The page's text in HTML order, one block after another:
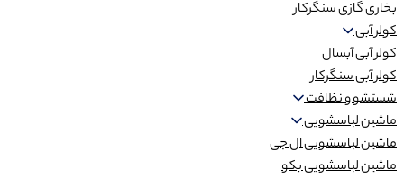
بخاری گازی سنگرکار
کولر آبی
کولر آبی آبسال
کولر آبی سنگرکار
شستشو و نظافت
ماشین لباسشویی
ماشین لباسشویی ال جی
ماشین لباسشویی بکو